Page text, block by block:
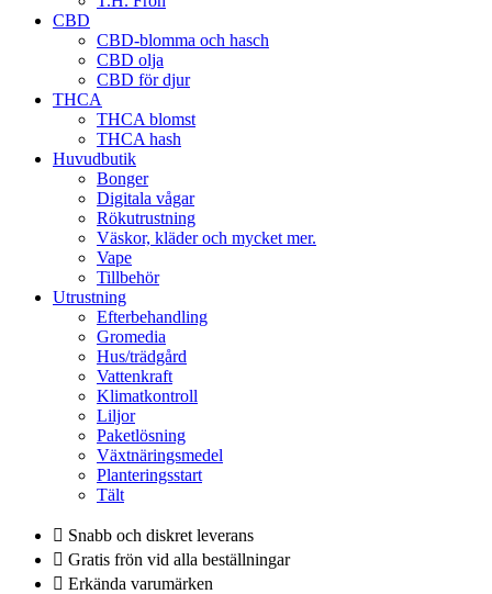
CBD
CBD-blomma och hasch
CBD olja
CBD för djur
THCA
THCA blomst
THCA hash
Huvudbutik
Bonger
Digitala vågar
Rökutrustning
Väskor, kläder och mycket mer.
Vape
Tillbehör
Utrustning
Efterbehandling
Gromedia
Hus/trädgård
Vattenkraft
Klimatkontroll
Liljor
Paketlösning
Växtnäringsmedel
Planteringsstart
Tält
Snabb och diskret leverans
Gratis frön vid alla beställningar
Erkända varumärken